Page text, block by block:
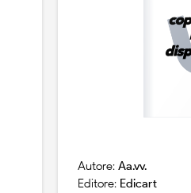
Autore: Aa.vv.
Editore: Edicart